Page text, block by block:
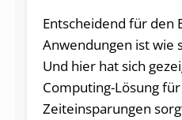
Entscheidend für den
Anwendungen ist wie
Und hier hat sich
Computing-Lösung
Zeiteinsparungen